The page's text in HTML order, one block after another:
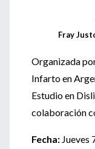
Fray
Organizada
Infarto en
Estudio en
colaboración
Fecha: Jueves